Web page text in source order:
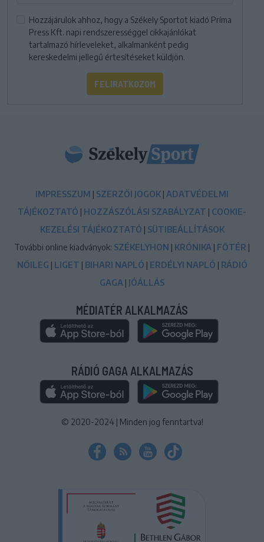
Hozzájárulok ahhoz, hogy a Székely Sportot kiadó Príma
Press Kft. napi rendszerességgel cikkajánlókat
tartalmazó hírleveleket, alkalmanként pedig
kereskedelmi jellegű értesítéseket küldjön.
FELIRATKOZOM
IMPRESSZUM | SZERZŐI JOGOK | ADATVÉDELMI
TÁJÉKOZTATÓ | HOZZÁSZÓLÁSI SZABÁLYZAT | COOKIE-
KEZELÉSI TÁJÉKOZTATÓ | SÜTIBEÁLLÍTÁSOK
További online kiadványok: SZÉKELYHON | KRÓNIKA | FŐTÉR |
NŐILEG | LIGET | BIHARI NAPLÓ | ERDÉLYI NAPLÓ | RÁDIÓ
GAGA | JÓÁLLÁS
MÉDIATÉR ALKALMAZÁS
RÁDIÓ GAGA ALKALMAZÁS
© 2020-2024 | Minden jog fenntartva!